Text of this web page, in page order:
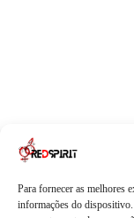
Para fornecer as melhores
informações do